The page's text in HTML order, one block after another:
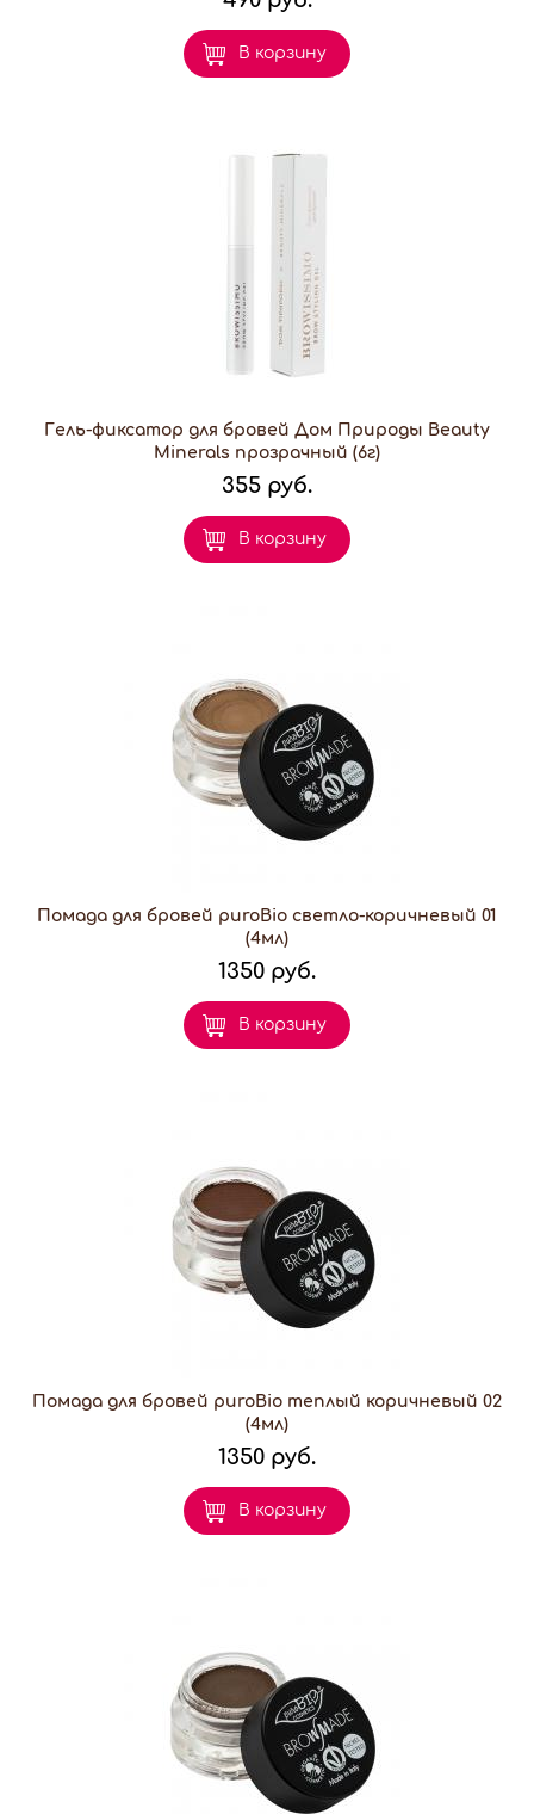
В корзину
Гель-фиксатор для бровей Дом Природы Beauty
Minerals прозрачный (6г)
355 руб.
В корзину
Помада для бровей puroBio светло-коричневый 01
(4мл)
1350 руб.
В корзину
Помада для бровей puroBio теплый коричневый 02
(4мл)
1350 руб.
В корзину